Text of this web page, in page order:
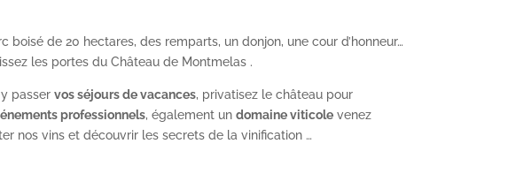
boisé de 20 hectares, des remparts, un donjon, une cour d’honneur…
les portes du Château de Montmelas .
passer vos séjours de vacances, privatisez le château pour
professionnels, également un domaine viticolevenez
nos vins et découvrir les secrets de la vinification …